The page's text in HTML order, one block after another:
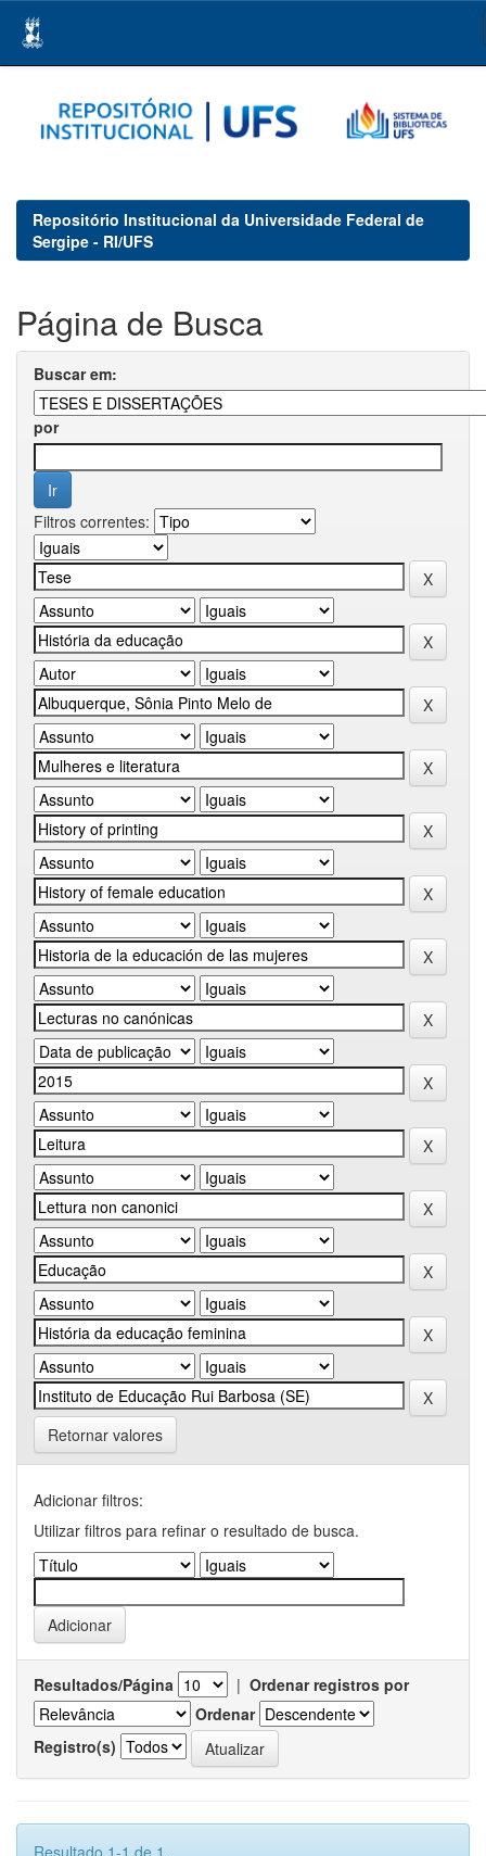
navigation
Repositório Institucional da Universidade Federal de
Sergipe - RI/UFS
Página de Busca
Buscar em:
por
Filtros correntes:
Retornar valores
Adicionar filtros:
Utilizar filtros para refinar o resultado de busca.
Resultados/Página | Ordenar registros por
Ordenar
Registro(s)
Resultado 1-1 de 1.